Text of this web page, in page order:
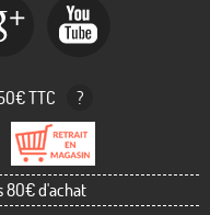
TTC ?
80€ d'achat